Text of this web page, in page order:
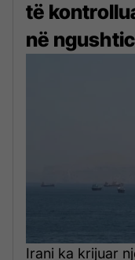
të
në
Irani ka krijuar